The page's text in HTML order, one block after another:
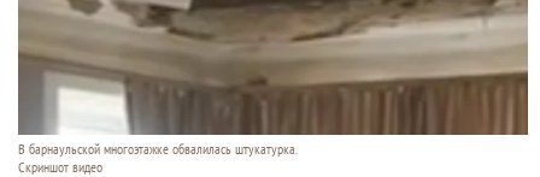
В барнаульской многоэтажке обвалилась штукатурка.
Скриншот видео